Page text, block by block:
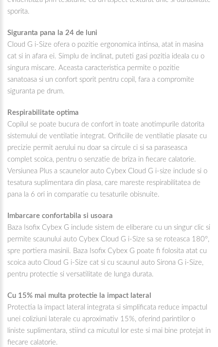
sporita.
Siguranta pana la 24 de luni
Cloud G i-Size ofera o pozitie ergonomica intinsa, atat in masina
cat si in afara ei. Simplu de inclinat, puteti gasi pozitia ideala cu o
singura miscare. Aceasta caracteristica permite o pozitie
sanatoasa si un confort sporit pentru copil, fara a compromite
siguranta pe drum.
Respirabilitate optima
Copilul se poate bucura de confort in toate anotimpurile datorita
sistemului de ventilatie integrat. Orificiile de ventilatie plasate cu
precizie permit aerului nu doar sa circule ci si sa paraseasca
complet scoica, pentru o senzatie de briza in fiecare calatorie.
Versiunea Plus a scaunelor auto Cybex Cloud G i-size include si o
tesatura suplimentara din plasa, care mareste respirabilitatea de
pana la 6 ori in comparatie cu tesaturile obisnuite.
Imbarcare confortabila si usoara
Baza Isofix Cybex G include sistem de eliberare cu un singur clic si
permite scaunului auto Cybex Cloud G i-Size sa se roteasca 180°,
spre portiera masinii. Baza Isofix Cybex G poate fi folosita atat cu
scoica auto Cloud G i-Size cat si cu scaunul auto Sirona G i-Size,
pentru protectie si versatilitate de lunga durata.
Cu 15% mai multa protectie la impact lateral
Protectia la impact lateral integrata si simplificata reduce impactul
unei coliziuni laterale cu aproximativ 15%, oferind parintilor o
liniste suplimentara, stiind ca micutul lor este si mai bine protejat in
fiecare calatorie.